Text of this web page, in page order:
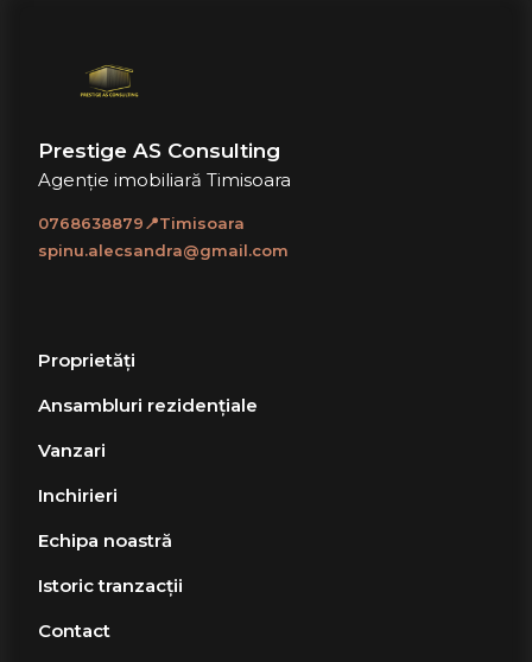
Prestige AS Consulting
Agenție imobiliară Timisoara
0768638879📍Timisoara
spinu.alecsandra@gmail.com
Proprietăți
Ansambluri rezidențiale
Vanzari
Inchirieri
Echipa noastră
Istoric tranzacții
Contact